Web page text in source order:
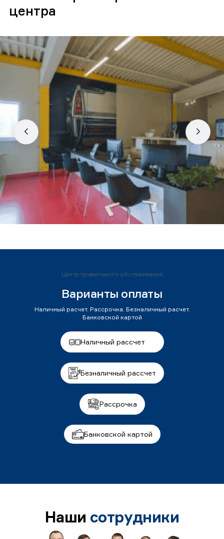
центра
Центр правильного обслуживания
Варианты оплаты
Наличный расчет. Рассрочка. Безналичный расчет.
Банковской картой
Наличный рассчет
Безналичный рассчет
Рассрочка
Банковской картой
Наши сотрудники